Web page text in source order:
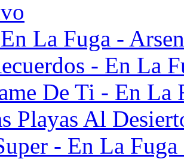
La Fuga -
- En La
De Ti - En La
Playas Al
- En La